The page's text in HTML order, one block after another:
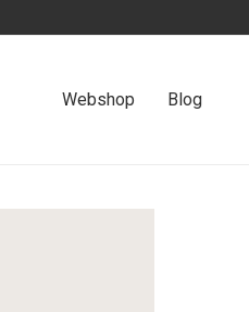
Webshop Blog